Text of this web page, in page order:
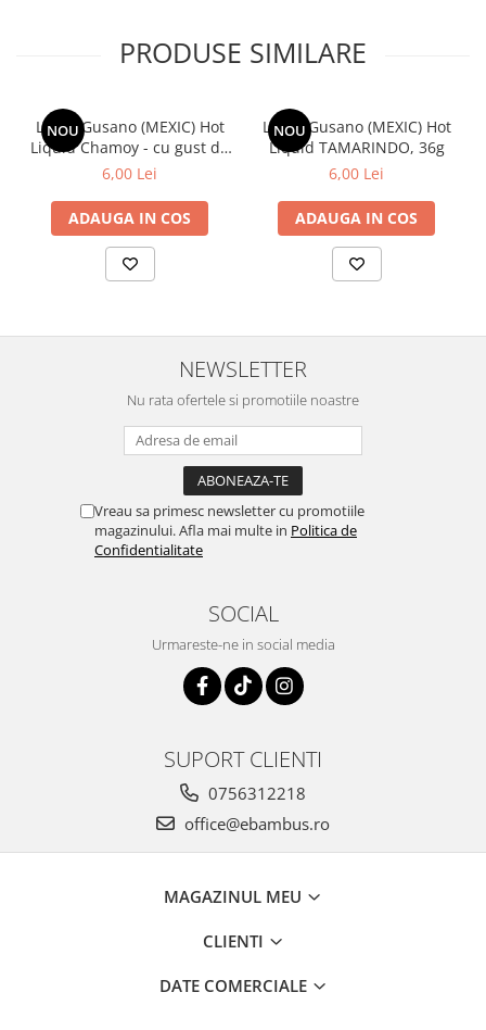
PRODUSE SIMILARE
NOU
Lucas Gusano (MEXIC) Hot
Liquid Chamoy - cu gust de
chilli 36g
6,00 Lei
ADAUGA IN COS
NOU
Lucas Gusano (MEXIC) Hot
Liquid TAMARINDO, 36g
6,00 Lei
ADAUGA IN COS
NEWSLETTER
Nu rata ofertele si promotiile noastre
Vreau sa primesc newsletter cu promotiile
magazinului. Afla mai multe in Politica de
Confidentialitate
SOCIAL
Urmareste-ne in social media
SUPORT CLIENTI
0756312218
office@ebambus.ro
MAGAZINUL MEU
CLIENTI
DATE COMERCIALE